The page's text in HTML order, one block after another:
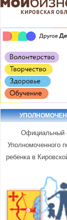
Официальный
Уполномоченного
ребенка в